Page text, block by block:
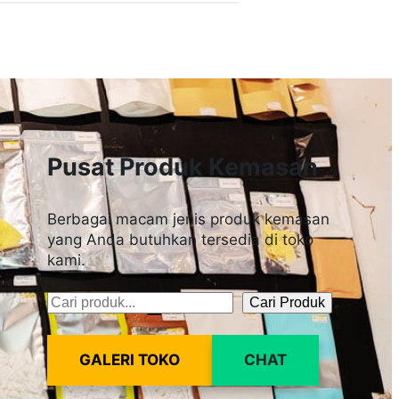
Pusat Produk Kemasan
Berbagai macam jenis produk kemasan
yang Anda butuhkan tersedia di toko
kami.
Pencarian Cari Produk
GALERI TOKO CHAT